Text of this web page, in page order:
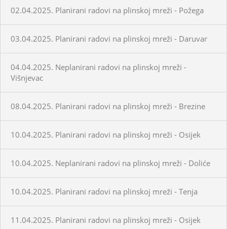
02.04.2025. Planirani radovi na plinskoj mreži - Požega
03.04.2025. Planirani radovi na plinskoj mreži - Daruvar
04.04.2025. Neplanirani radovi na plinskoj mreži -
Višnjevac
08.04.2025. Planirani radovi na plinskoj mreži - Brezine
10.04.2025. Planirani radovi na plinskoj mreži - Osijek
10.04.2025. Neplanirani radovi na plinskoj mreži - Doliće
10.04.2025. Planirani radovi na plinskoj mreži - Tenja
11.04.2025. Planirani radovi na plinskoj mreži - Osijek